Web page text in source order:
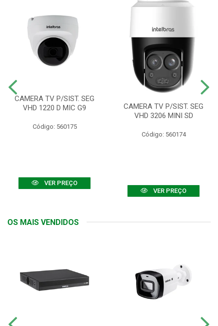
CAMERA TV P/SIST. SEG
VHD 1220 D MIC G9
Código: 560175
VER PREÇO
CAMERA TV P/SIST. SEG
VHD 3206 MINI SD
Código: 560174
VER PREÇO
OS MAIS VENDIDOS